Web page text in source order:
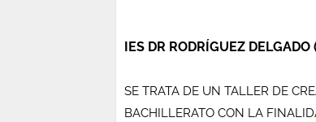
IES DR RODRÍGUEZ DELGADO
SE TRATA DE UN TALLER DE
BACHILLERATO CON LA